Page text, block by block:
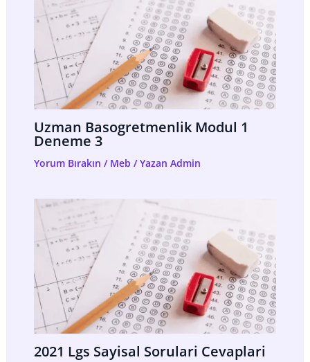
Uzman Basogretmenlik Modul 1
Deneme 3
Yorum Bırakın / Meb / Yazan Admin
2021 Lgs Sayisal Sorulari Cevaplari